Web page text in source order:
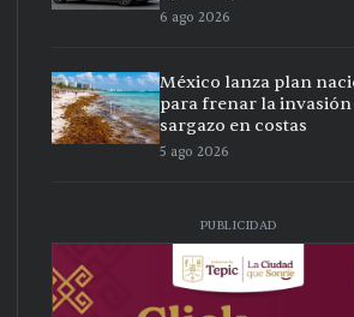
6 ago 2026
México lanza plan
para frenar la
sargazo en costas
5 ago 2026
PUBLICIDAD